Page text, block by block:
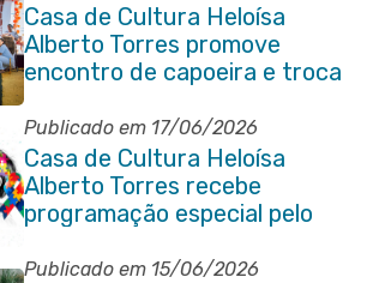
Casa de Cultura Heloísa
Alberto Torres promove
encontro de capoeira e troca
de cordas na Praça Marechal
Floriano Peixoto
Publicado em 17/06/2026
Casa de Cultura Heloísa
Alberto Torres recebe
programação especial pelo
Publicado em 15/06/2026